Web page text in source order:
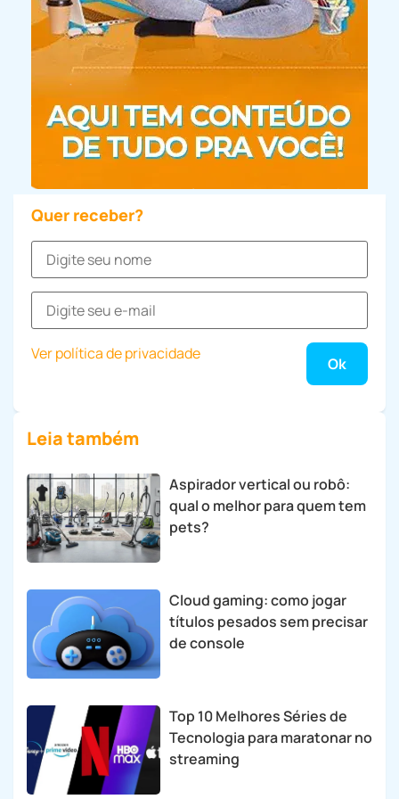
Quer receber?
Ver política de privacidade
Leia também
Aspirador vertical ou robô:
qual o melhor para quem tem
pets?
Cloud gaming: como jogar
títulos pesados sem precisar
de console
Top 10 Melhores Séries de
Tecnologia para maratonar no
streaming